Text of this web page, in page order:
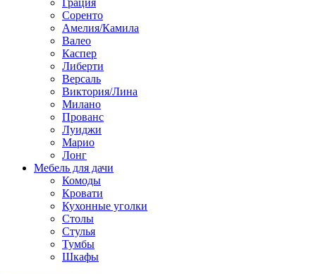
Грация
Соренто
Амелия/Камила
Валео
Каспер
Либерти
Версаль
Виктория/Лина
Милано
Прованс
Луиджи
Марио
Лонг
Мебель для дачи
Комоды
Кровати
Кухонные уголки
Столы
Стулья
Тумбы
Шкафы